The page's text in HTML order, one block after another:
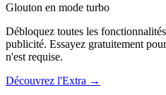
Glouton en mode turbo
Débloquez toutes les
publicité. Essayez gratuitement
n'est requise.
Découvrez l'Extra →